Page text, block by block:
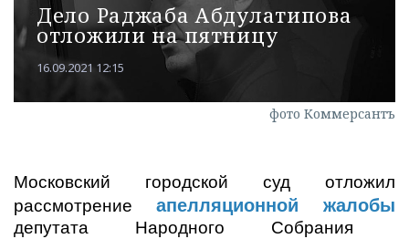
или через соц. сети
Дело Раджаба Абдулатипова
отложили на пятницу
16.09.2021 12:15
фото Коммерсантъ
Московский городской суд отложил
рассмотрение апелляционной жалобы
депутата Народного Собрания